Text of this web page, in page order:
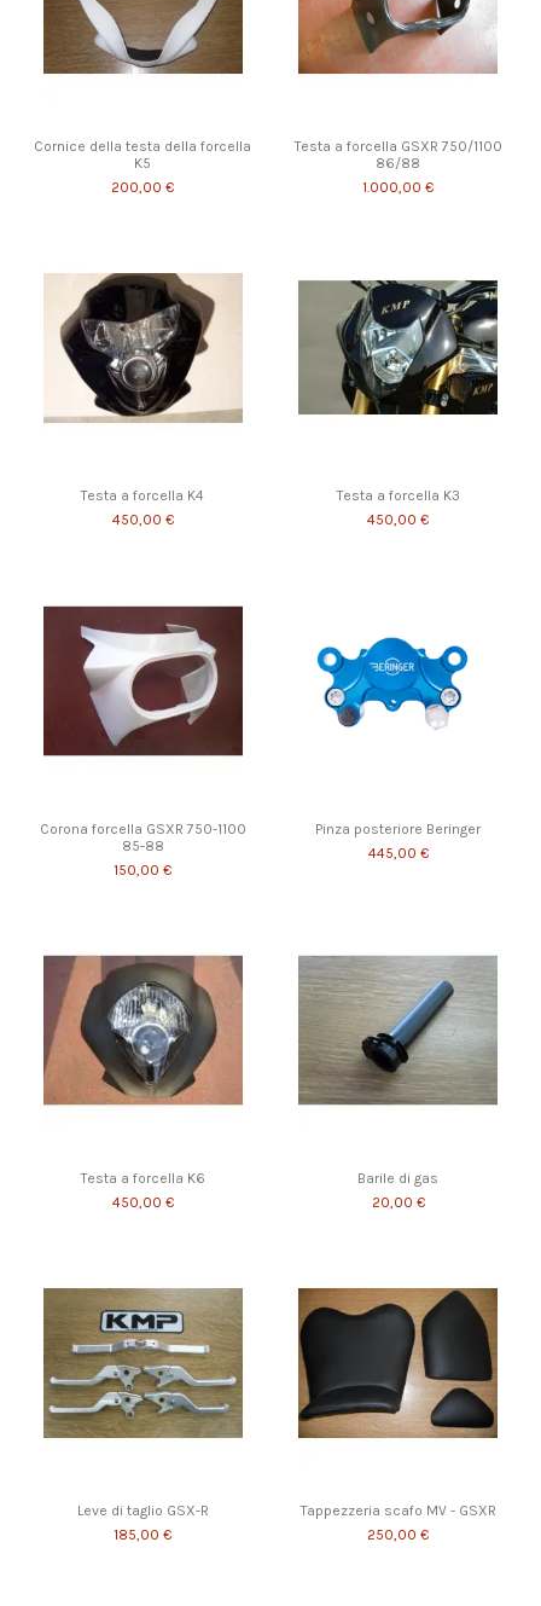
Cornice della testa della forcella
K5
200,00 €
Testa a forcella GSXR 750/1100
86/88
1.000,00 €
Testa a forcella K4
450,00 €
Testa a forcella K3
450,00 €
Corona forcella GSXR 750-1100
85-88
150,00 €
Pinza posteriore Beringer
445,00 €
Testa a forcella K6
450,00 €
Barile di gas
20,00 €
Leve di taglio GSX-R
185,00 €
Tappezzeria scafo MV - GSXR
250,00 €